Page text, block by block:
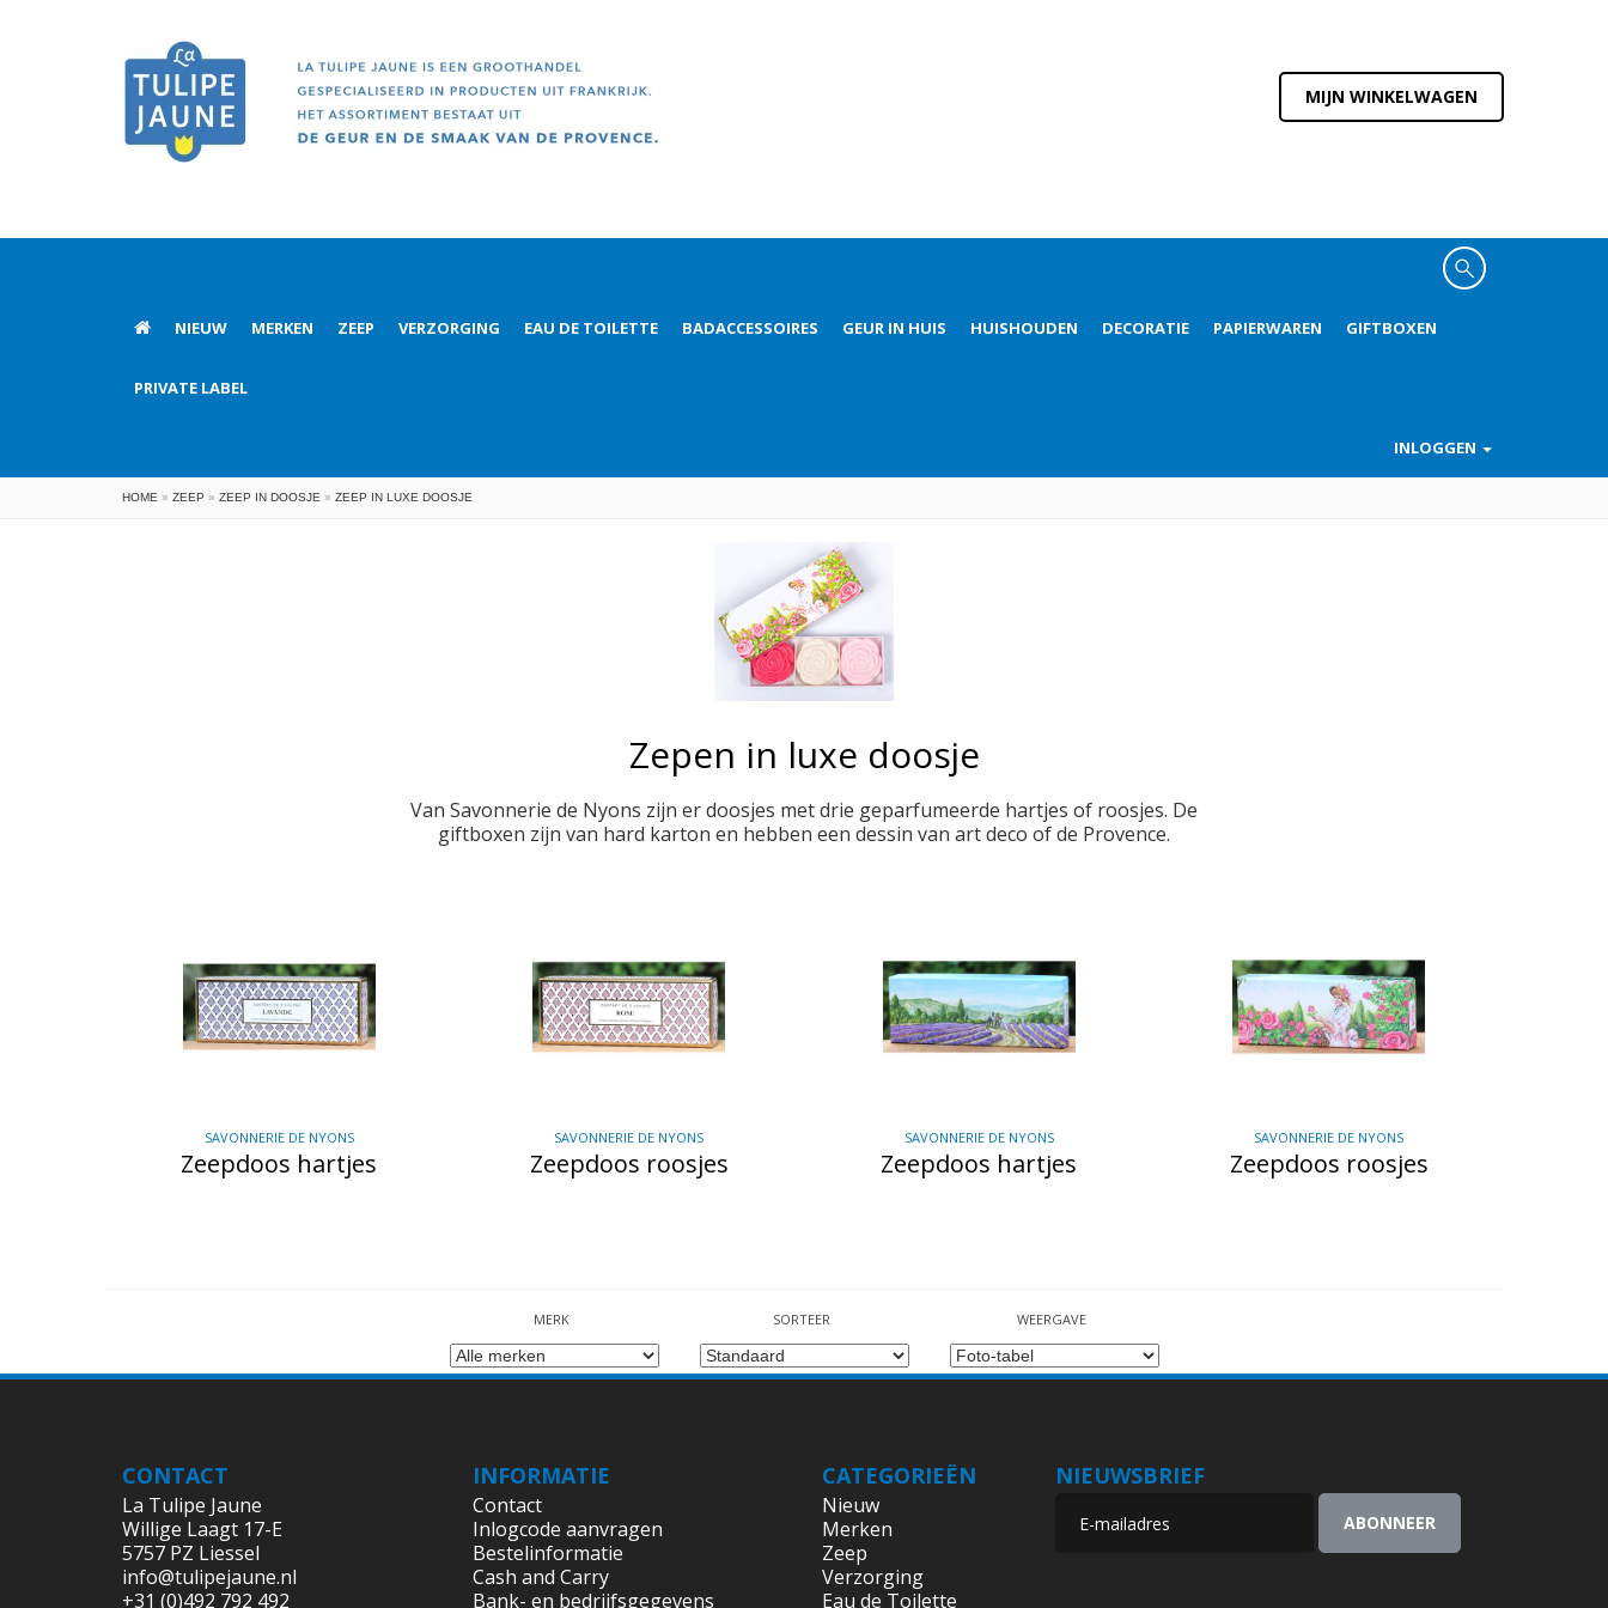
MIJN WINKELWAGEN
NIEUW MERKEN ZEEP VERZORGING EAU DE TOILETTE BADACCESSOIRES GEUR IN HUIS HUISHOUDEN DECORATIE PAPIERWAREN GIFTBOXEN
PRIVATE LABEL
INLOGGEN
HOME » ZEEP » ZEEP IN DOOSJE » ZEEP IN LUXE DOOSJE
Zepen in luxe doosje
Van Savonnerie de Nyons zijn er doosjes met drie geparfumeerde hartjes of roosjes. De
giftboxen zijn van hard karton en hebben een dessin van art deco of de Provence.
SAVONNERIE DE NYONS
Zeepdoos hartjes
SAVONNERIE DE NYONS
Zeepdoos roosjes
SAVONNERIE DE NYONS
Zeepdoos hartjes
SAVONNERIE DE NYONS
Zeepdoos roosjes
MERK SORTEER WEERGAVE
CONTACT
La Tulipe Jaune
Willige Laagt 17-E
5757 PZ Liessel
info@tulipejaune.nl
+31 (0)492 792 492
INFORMATIE
Contact
Inlogcode aanvragen
Bestelinformatie
Cash and Carry
Bank- en bedrijfsgegevens
CATEGORIEËN
Nieuw
Merken
Zeep
Verzorging
Eau de Toilette
NIEUWSBRIEF